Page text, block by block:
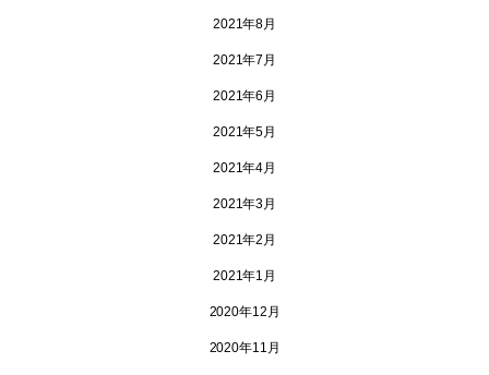
2021年8月
2021年7月
2021年6月
2021年5月
2021年4月
2021年3月
2021年2月
2021年1月
2020年12月
2020年11月